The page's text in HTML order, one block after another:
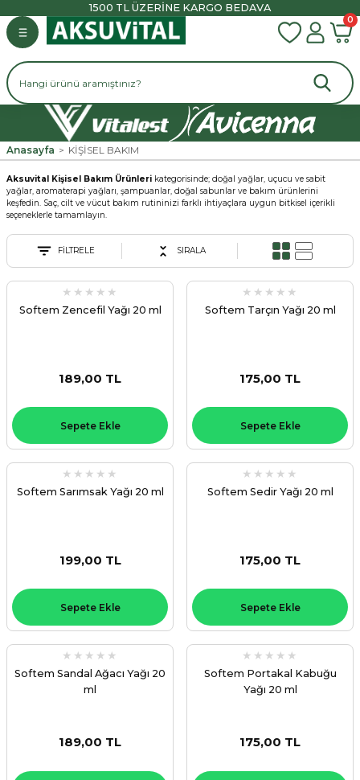
1500 TL ÜZERİNE KARGO BEDAVA
Geri Dön
VİTAMİN
B & B12 Vitamini
D3 & K2 Vitamini
MİNERAL
Çinko
Kalsiyum
BALIK YAĞI
Omega 3
& TABLETLER
ÜRÜNLERİ
BESİNLERİ
Geri Dön
ÜRÜNLER BAL & PEKMEZ
Bal
ve VİTALLER
BİTKİSEL MACUNLAR ve
Macun
ve BİTKİSEL YAĞLAR
AROMATİK SULAR ve
Bitkisel Yağlar
Aromatik Sular
Geri Dön
CİLT BAKIMI
Cilt Bakım Yağları
Cilt Bakım Kapsülleri
SAÇ BAKIMI
Şampuanlar
Saç Bakım Yağı
DOĞAL YAĞLAR
Sabit Yağlar
Geri Dön 0
Anasayfa KİŞİSEL BAKIM
Aksuvital Kişisel Bakım Ürünleri kategorisinde; doğal yağlar, uçucu ve sabit
yağlar, aromaterapi yağları, şampuanlar, doğal sabunlar ve bakım ürünlerini
keşfedin. Saç, cilt ve vücut bakım rutininizi farklı ihtiyaçlara uygun bitkisel içerikli
seçeneklerle tamamlayın.
FİLTRELE SIRALA
Softem Zencefil Yağı 20 ml
189,00 TL
Sepete Ekle
Softem Tarçın Yağı 20 ml
175,00 TL
Sepete Ekle
Softem Sarımsak Yağı 20 ml
199,00 TL
Sepete Ekle
Softem Sedir Yağı 20 ml
175,00 TL
Sepete Ekle
Softem Sandal Ağacı Yağı 20
ml
189,00 TL
Softem Portakal Kabuğu
Yağı 20 ml
175,00 TL